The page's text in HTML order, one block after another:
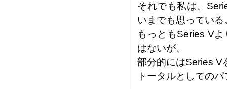
それでも私は、
いまでも思っている
もっともSeries V
はないが、
部分的にはSeries V
トータルとしての